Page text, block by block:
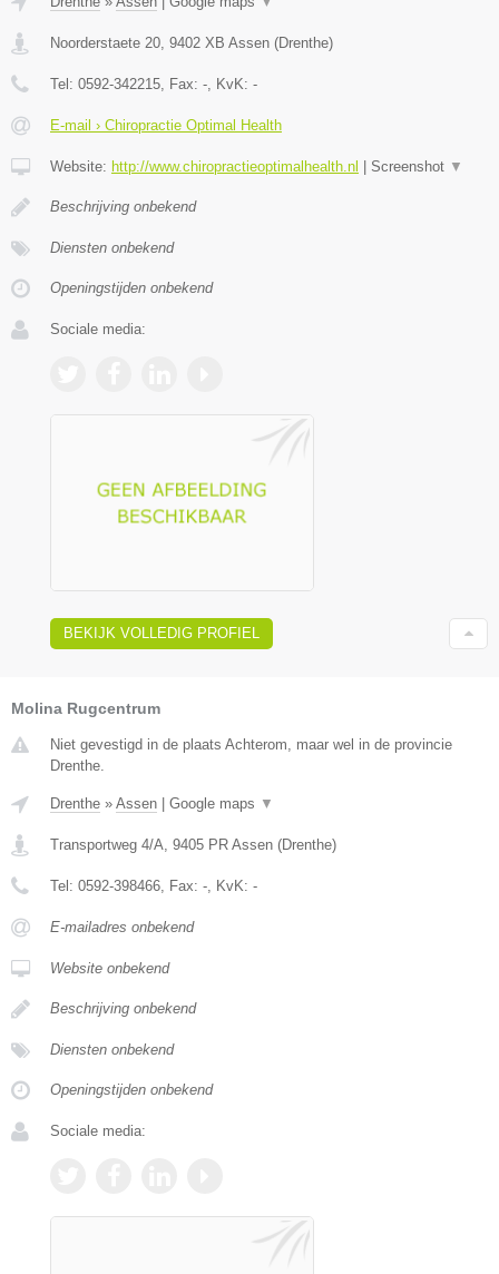
Noorderstaete 20 9402 XB Assen (Drenthe)
Tel: 0592-342215 , Fax: - , KvK: -
E-mail › Chiropractie Optimal Health
Website: http://www.chiropractieoptimalhealth.nl Screenshot ▼
Beschrijving onbekend
Diensten onbekend
Openingstijden onbekend
Sociale media:
BEKIJK VOLLEDIG PROFIEL
Molina Rugcentrum
Niet gevestigd in de plaats Achterom, maar wel in de provincie
Drenthe.
Drenthe » Assen | Google maps ▼
Transportweg 4/A 9405 PR Assen (Drenthe)
Tel: 0592-398466 , Fax: - , KvK: -
E-mailadres onbekend
Website onbekend
Beschrijving onbekend
Diensten onbekend
Openingstijden onbekend
Sociale media: